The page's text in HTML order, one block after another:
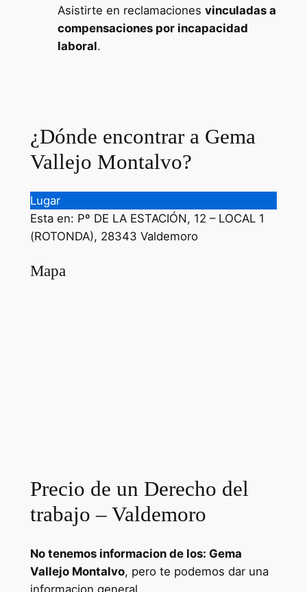
Asistirte en reclamaciones vinculadas a
compensaciones por incapacidad
laboral.
¿Dónde encontrar a Gema
Vallejo Montalvo?
Lugar
Esta en: Pº DE LA ESTACIÓN, 12 – LOCAL 1
(ROTONDA), 28343 Valdemoro
Mapa
Precio de un Derecho del
trabajo – Valdemoro
No tenemos informacion de los: Gema
Vallejo Montalvo, pero te podemos dar una